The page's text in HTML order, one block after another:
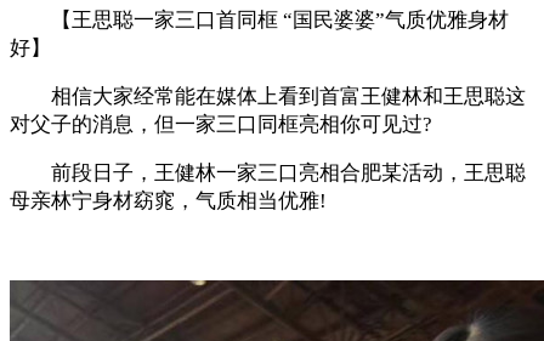
【王思聪一家三口首同框 “国民婆婆”气质优雅身材
好】
相信大家经常能在媒体上看到首富王健林和王思聪这
对父子的消息，但一家三口同框亮相你可见过?
前段日子，王健林一家三口亮相合肥某活动，王思聪
母亲林宁身材窈窕，气质相当优雅!